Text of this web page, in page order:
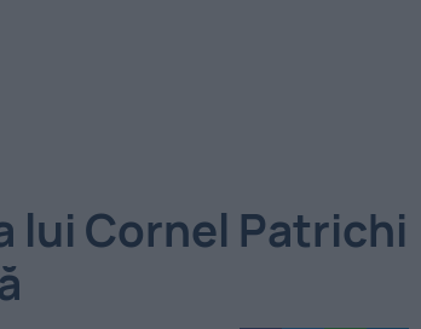
lui Cornel Patrichi